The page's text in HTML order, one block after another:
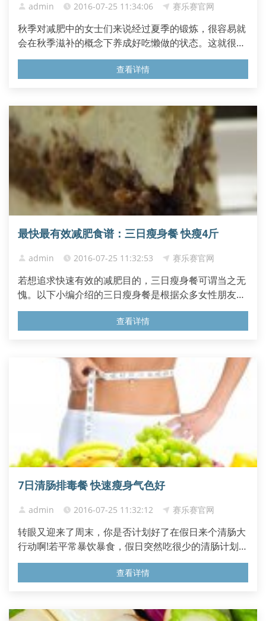
admin 2016-07-25 11:34:06 赛乐赛官网
秋季对减肥中的女士们来说经过夏季的锻炼，很容易就
会在秋季滋补的概念下养成好吃懒做的状态。这就很容
易造成秋日虚胖的情况。那下小编就给女士们介绍适合
在秋季食用的 减肥食谱 ，即营养又可以瘦身。 黄瓜 炒
而且它含有丰富...
查看详情
最快最有效减肥食谱：三日瘦身餐 快瘦4斤
admin 2016-07-25 11:32:53 赛乐赛官网
若想追求快速有效的减肥目的，三日瘦身餐可谓当之无
愧。以下小编介绍的三日瘦身餐是根据众多女性朋友的
使用心得，总结出最有效的方法饮帮助大家补充每日身
体所需的热量同时还能帮助脂肪燃烧。7天瘦10斤？快
鸡蛋 、 柠檬 汁...
查看详情
7日清肠排毒餐 快速瘦身气色好
admin 2016-07-25 11:32:12 赛乐赛官网
转眼又迎来了周末，你是否计划好了在假日来个清肠大
行动啊!若平常暴饮暴食，假日突然吃很少的清肠计划，
会因清肠饮食中大部分食物都是高纤维食材，而一下子
吃进太多纤维，容易会出现胀气、腹绞痛或拉肚子，身
+水煮西兰花1份 7日清...
查看详情